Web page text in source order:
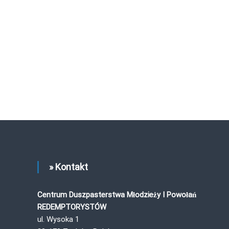
» Kontakt
Centrum Duszpasterstwa Młodzieży I Powołań
REDEMPTORYSTÓW
ul. Wysoka 1